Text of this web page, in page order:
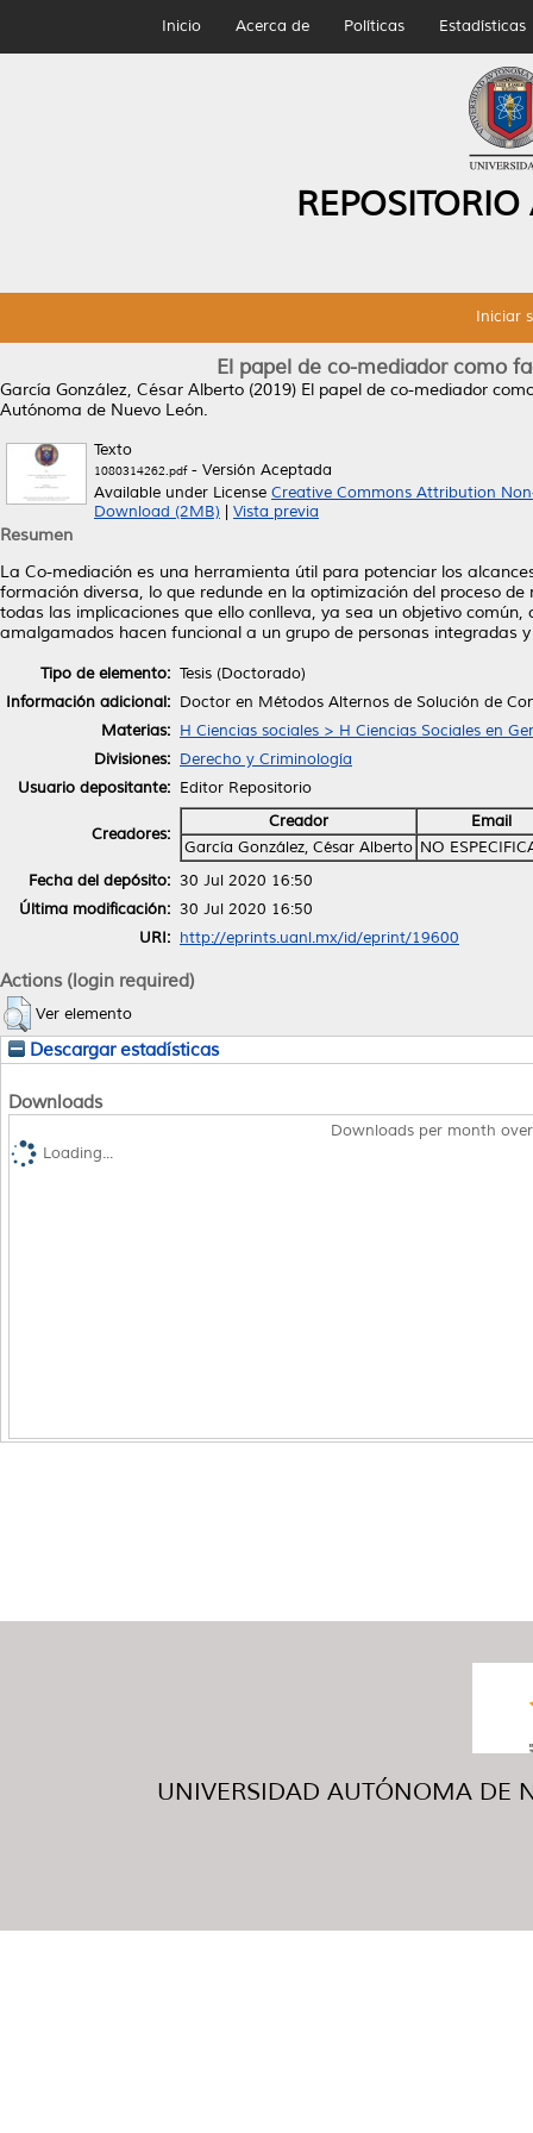
Inicio Acerca de Políticas Estadísticas
Iniciar
El papel de co-mediador como
García González, César Alberto (2019) El papel de co-mediador
Autónoma de Nuevo León.
Texto
1080314262.pdf- Versión Aceptada
Available under License Creative Commons Attribution
Download (2MB)
Vista previa
Resumen
La Co-mediación es una herramienta útil para potenciar los
formación diversa, lo que redunde en la optimización del proceso
todas las implicaciones que ello conlleva, ya sea un objetivo
amalgamados hacen funcional a un grupo de personas integradas
Tipo de elemento: Tesis (Doctorado)
Información adicional: Doctor en Métodos Alternos de Solución de
Materias: H Ciencias sociales > H Ciencias Sociales en
Divisiones: Derecho y Criminología
Usuario depositante: Editor Repositorio
Creadores:
Creador
Email
García González, César Alberto NO
Fecha del depósito: 30 Jul 2020 16:50
Última modificación: 30 Jul 2020 16:50
URI: http://eprints.uanl.mx/id/eprint/19600
Actions (login required)
Ver elemento
Descargar estadísticas
Downloads
Downloads per month
Loading...
UNIVERSIDAD AUTÓNOMA DE